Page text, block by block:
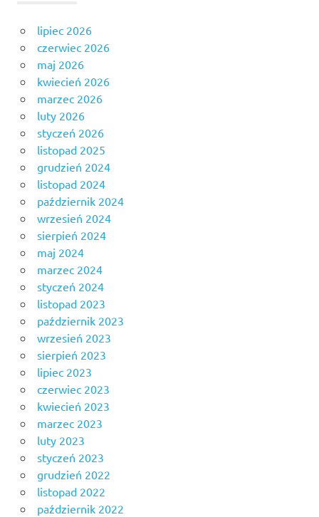
lipiec 2026
czerwiec 2026
maj 2026
kwiecień 2026
marzec 2026
luty 2026
styczeń 2026
listopad 2025
grudzień 2024
listopad 2024
październik 2024
wrzesień 2024
sierpień 2024
maj 2024
marzec 2024
styczeń 2024
listopad 2023
październik 2023
wrzesień 2023
sierpień 2023
lipiec 2023
czerwiec 2023
kwiecień 2023
marzec 2023
luty 2023
styczeń 2023
grudzień 2022
listopad 2022
październik 2022